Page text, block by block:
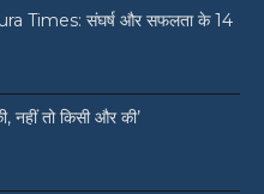
Times: संघर्ष और सफलता के 14
नहीं तो किसी और की’